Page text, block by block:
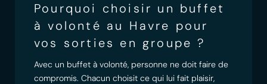
Pourquoi choisir un buffet
à volonté au Havre pour
vos sorties en groupe ?
Avec un buffet à volonté, personne ne doit faire de
compromis. Chacun choisit ce qui lui fait plaisir,